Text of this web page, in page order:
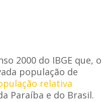
2000 do IBGE que, o
população de
relativa
Paraíba e do Brasil.